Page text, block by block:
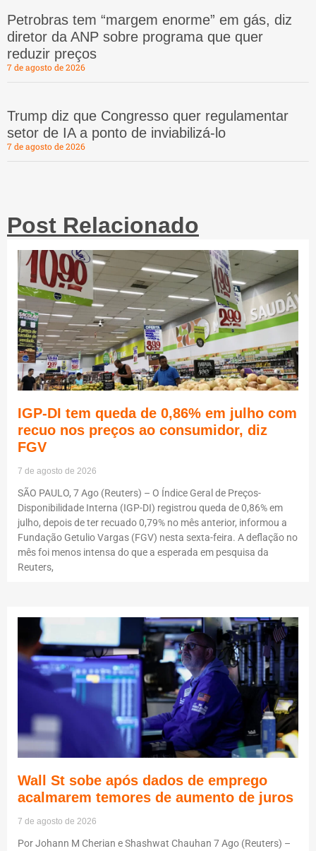
Petrobras tem “margem enorme” em gás, diz
diretor da ANP sobre programa que quer
reduzir preços
7 de agosto de 2026
Trump diz que Congresso quer regulamentar
setor de IA a ponto de inviabilizá-lo
7 de agosto de 2026
Post Relacionado
IGP-DI tem queda de 0,86% em julho com
recuo nos preços ao consumidor, diz
FGV
7 de agosto de 2026
SÃO PAULO, 7 Ago (Reuters) – O Índice Geral de Preços-
Disponibilidade Interna (IGP-DI) registrou queda de 0,86% em
julho, depois de ter recuado 0,79% no mês anterior, informou a
Fundação Getulio Vargas (FGV) nesta sexta-feira. A deflação no
mês foi menos intensa do que a esperada em pesquisa da
Reuters,
Wall St sobe após dados de emprego
acalmarem temores de aumento de juros
7 de agosto de 2026
Por Johann M Cherian e Shashwat Chauhan 7 Ago (Reuters) –